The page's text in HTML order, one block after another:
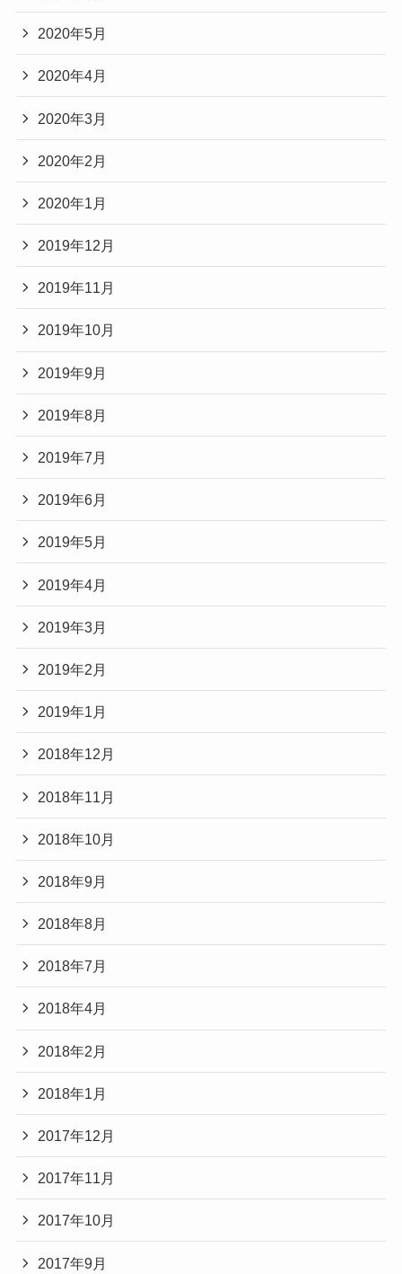
2020年5月
2020年4月
2020年3月
2020年2月
2020年1月
2019年12月
2019年11月
2019年10月
2019年9月
2019年8月
2019年7月
2019年6月
2019年5月
2019年4月
2019年3月
2019年2月
2019年1月
2018年12月
2018年11月
2018年10月
2018年9月
2018年8月
2018年7月
2018年4月
2018年2月
2018年1月
2017年12月
2017年11月
2017年10月
2017年9月